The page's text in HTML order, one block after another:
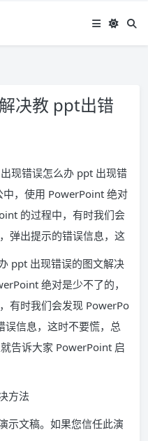
决教 ppt出错
现错误怎么办 ppt 出现错
，使用 PowerPoint 绝对
的过程中，有时我们会
弹出提示的错误信息，这
ppt 出现错误的图文解决
绝对是少不了的，
有时我们会发现 PowerPo
信息，这时不要慌，总
告诉大家 PowerPoint 启
方法
示文稿。如果您信任此演